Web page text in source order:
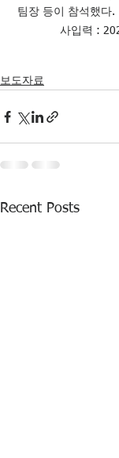
팀장 등이 참석했다.
사입력 :
보도자료
Recent Posts